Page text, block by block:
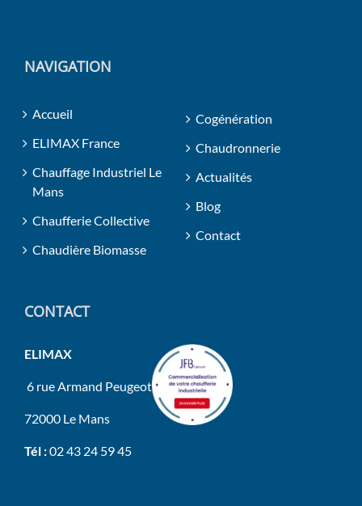
NAVIGATION
Accueil
ELIMAX France
Chauffage Industriel Le
Mans
Chaufferie Collective
Chaudière Biomasse
Cogénération
Chaudronnerie
Actualités
Blog
Contact
CONTACT
ELIMAX
6 rue Armand Peugeot
72000 Le Mans
Tél :02 43 24 59 45